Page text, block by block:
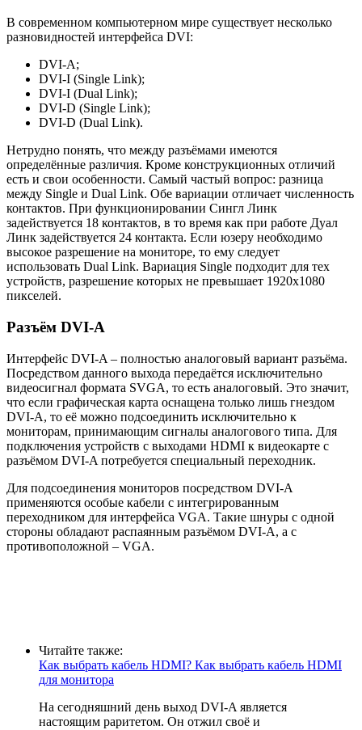
В современном компьютерном мире существует несколько
разновидностей интерфейса DVI:
DVI-A;
DVI-I (Single Link);
DVI-I (Dual Link);
DVI-D (Single Link);
DVI-D (Dual Link).
Нетрудно понять, что между разъёмами имеются
определённые различия. Кроме конструкционных отличий
есть и свои особенности. Самый частый вопрос: разница
между Single и Dual Link. Обе вариации отличает численность
контактов. При функционировании Сингл Линк
задействуется 18 контактов, в то время как при работе Дуал
Линк задействуется 24 контакта. Если юзеру необходимо
высокое разрешение на мониторе, то ему следует
использовать Dual Link. Вариация Single подходит для тех
устройств, разрешение которых не превышает 1920х1080
пикселей.
Разъём DVI-A
Интерфейс DVI-A – полностью аналоговый вариант разъёма.
Посредством данного выхода передаётся исключительно
видеосигнал формата SVGA, то есть аналоговый. Это значит,
что если графическая карта оснащена только лишь гнездом
DVI-A, то её можно подсоединить исключительно к
мониторам, принимающим сигналы аналогового типа. Для
подключения устройств с выходами HDMI к видеокарте с
разъёмом DVI-A потребуется специальный переходник.
Для подсоединения мониторов посредством DVI-A
применяются особые кабели с интегрированным
переходником для интерфейса VGA. Такие шнуры с одной
стороны обладают распаянным разъёмом DVI-A, а с
противоположной – VGA.
Читайте также:
Как выбрать кабель HDMI? Как выбрать кабель HDMI
для монитора
На сегодняшний день выход DVI-A является
настоящим раритетом. Он отжил своё и